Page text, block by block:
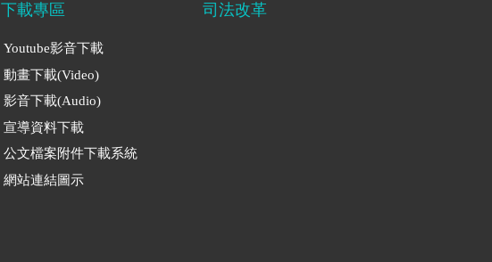
下載專區
Youtube影音下載
動畫下載(Video)
影音下載(Audio)
宣導資料下載
公文檔案附件下載系統
網站連結圖示
司法改革